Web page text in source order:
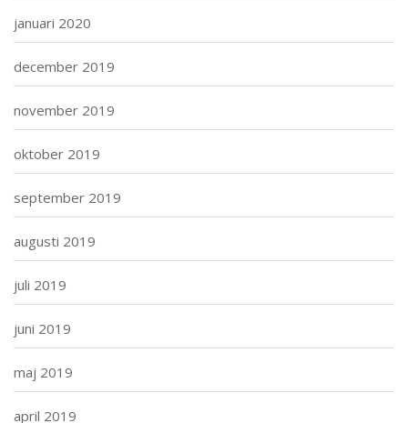
januari 2020
december 2019
november 2019
oktober 2019
september 2019
augusti 2019
juli 2019
juni 2019
maj 2019
april 2019